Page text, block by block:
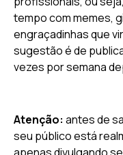
tempo com memes,
engraçadinhas que
sugestão é de
vezes por semana
Atenção: antes de
seu público está